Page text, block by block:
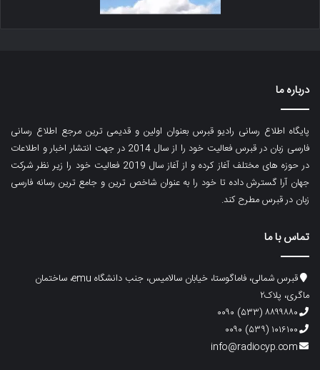
درباره ما
پایگاه اطلاع رسانی رادیو قبرس بعنوان اولین و قدیمی ترین مرجع اطلاع رسانی
فارسی زبان در قبرس فعالیت خود را از سال 2014 در جهت انتشار اخبار و اطلاعات
در حوزه های مختلف آغاز کرده و از آغاز سال 2019 فعالیت خود را زیر نظر شرکت
جهان آرا گسترش داده تا خود را به عنوان شاخص ترین و جامع ترین رسانه فارسی
زبان در قبرس مطرح کند.
تماس با ما
قبرس شمالی، فاماگوستا، خیابان سالامیس، جنب دانشگاه emu، ساختمان
ماگری، پلاک۲
۸۸۹۹۸۸۰ (۵۳۳) ۰۰۹۰
۱۰۱۶۱۰۰ (۵۳۹) ۰۰۹۰
info@radiocyp.com